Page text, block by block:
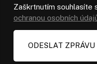
Zaškrtnutím souhlasíte
ochranou osobních